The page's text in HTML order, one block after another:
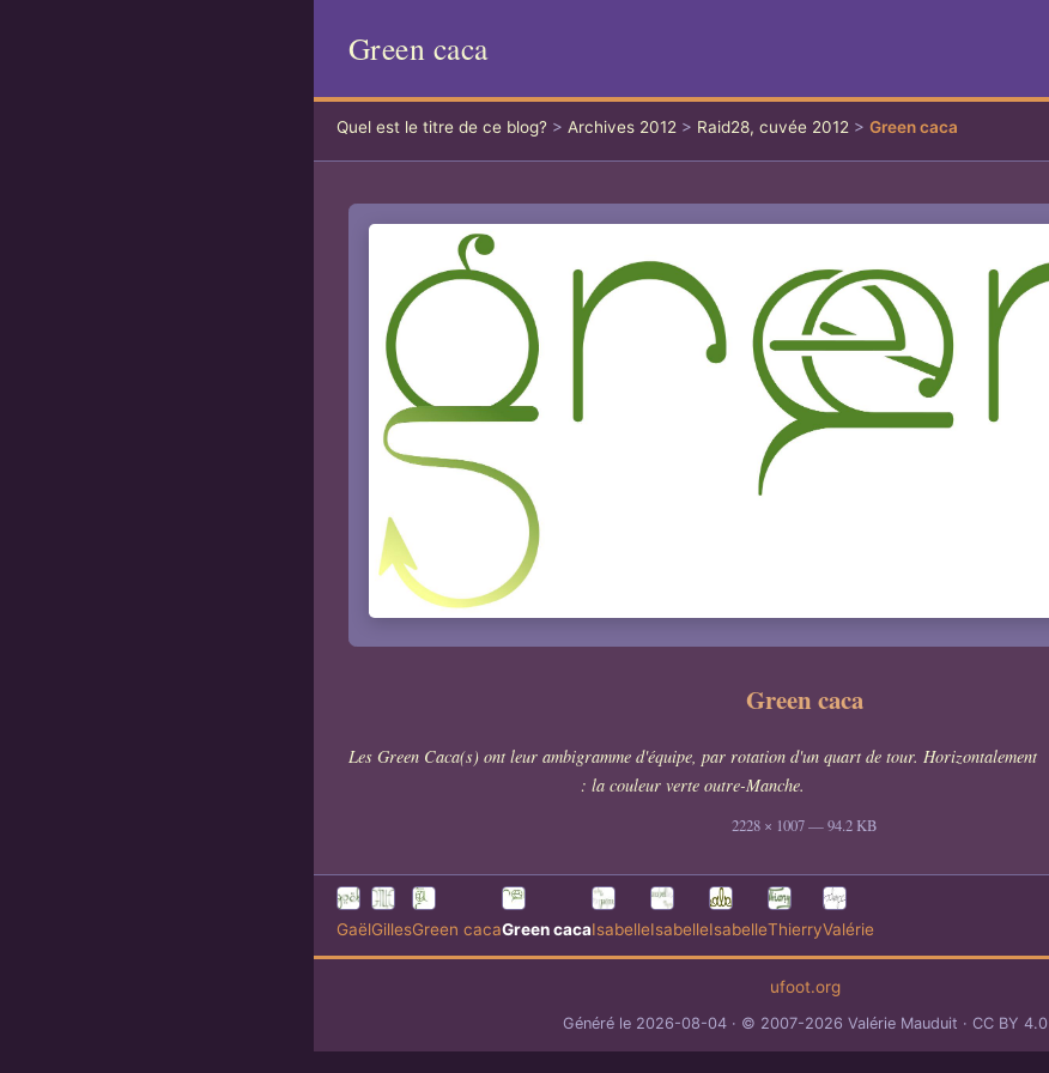
Green caca
Quel est le titre de ce blog? > Archives 2012 > Raid28, cuvée 2012 >Green caca
Green caca
Les Green Caca(s) ont leur ambigramme d'équipe, par rotation d'un quart de tour. Horizontalement
: la couleur verte outre-Manche.
2228 × 1007 — 94.2 KB
GaëlGillesGreen cacaGreen cacaIsabelleIsabelleIsabelleThierryValérie
ufoot.org
Généré le 2026-08-04 © 2007-2026 Valérie Mauduit CC BY 4.0